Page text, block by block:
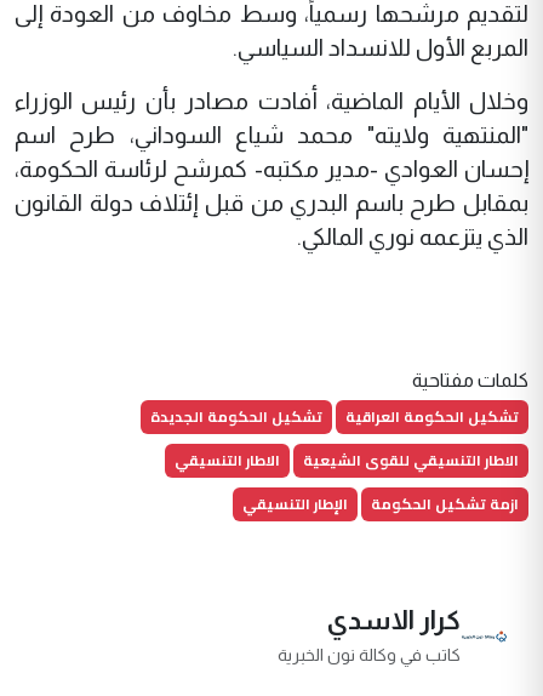
لتقديم مرشحها رسمياً، وسط مخاوف من العودة إلى
المربع الأول للانسداد السياسي.
وخلال الأيام الماضية، أفادت مصادر بأن رئيس الوزراء
"المنتهية ولايته" محمد شياع السوداني، طرح اسم
إحسان العوادي -مدير مكتبه- كمرشح لرئاسة الحكومة،
بمقابل طرح باسم البدري من قبل إئتلاف دولة القانون
الذي يتزعمه نوري المالكي.
كلمات مفتاحية
تشكيل الحكومة العراقية
تشكيل الحكومة الجديدة
الاطار التنسيقي للقوى الشيعية
الاطار التنسيقي
ازمة تشكيل الحكومة
الإطار التنسيقي
كرار الاسدي
كاتب في وكالة نون الخبرية